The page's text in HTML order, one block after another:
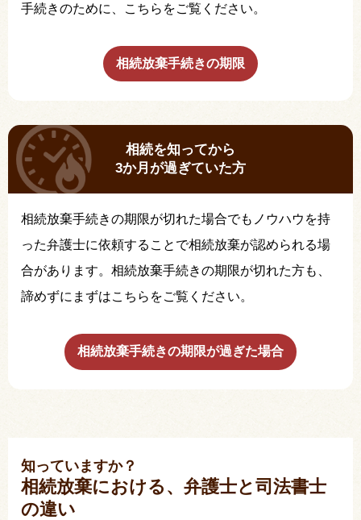
手続きのために、こちらをご覧ください。
相続放棄手続きの期限
相続を知ってから
3か月が過ぎていた方
相続放棄手続きの期限が切れた場合でもノウハウを持
った弁護士に依頼することで相続放棄が認められる場
合があります。相続放棄手続きの期限が切れた方も、
諦めずにまずはこちらをご覧ください。
相続放棄手続きの期限が過ぎた場合
知っていますか？
相続放棄における、弁護士と司法書士
の違い